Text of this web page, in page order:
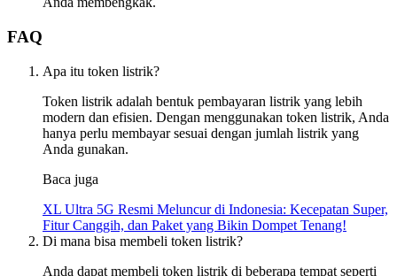
FAQ
Apa itu token listrik?
Token listrik adalah bentuk pembayaran listrik yang lebih
modern dan efisien. Dengan menggunakan token listrik, Anda
hanya perlu membayar sesuai dengan jumlah listrik yang
Anda gunakan.
Baca juga
XL Ultra 5G Resmi Meluncur di Indonesia: Kecepatan Super,
Fitur Canggih, dan Paket yang Bikin Dompet Tenang!
Di mana bisa membeli token listrik?
Anda dapat membeli token listrik di beberapa tempat seperti